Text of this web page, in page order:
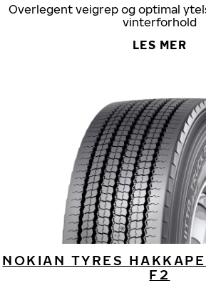
Overlegent veigrep og optimal
vinterforhold
LES MER
NOKIAN TYRES
F2